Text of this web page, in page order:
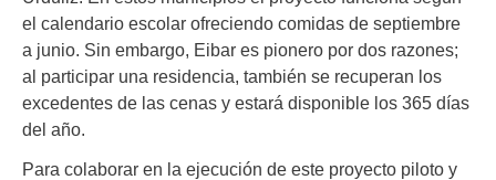
el calendario escolar ofreciendo comidas de septiembre
a junio. Sin embargo, Eibar es pionero por dos razones;
al participar una residencia, también se recuperan los
excedentes de las cenas y estará disponible los 365 días
del año.
Para colaborar en la ejecución de este proyecto piloto y